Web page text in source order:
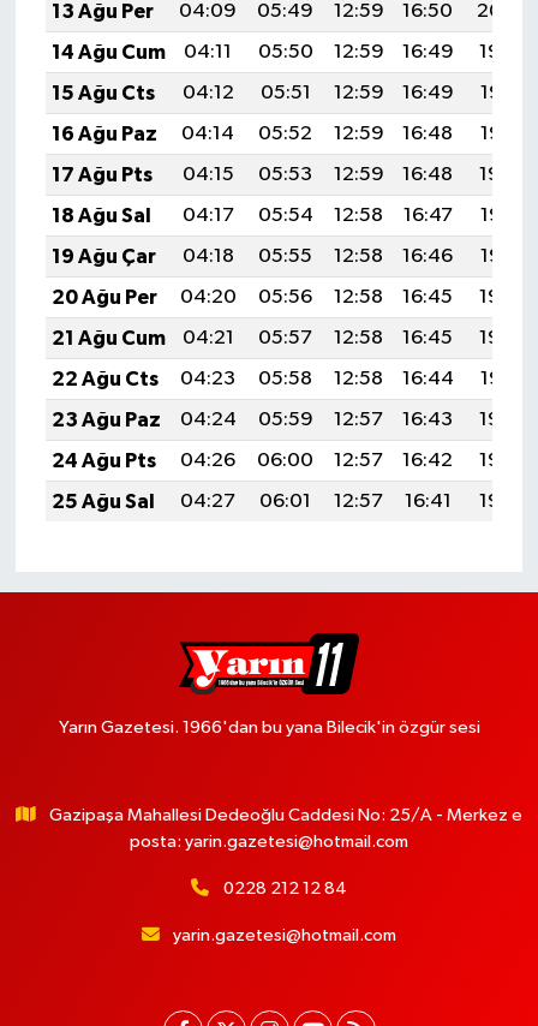
13 Ağu Per
04:09 05:49 12:59 16:50
20:00
14 Ağu Cum
04:11 05:50 12:59 16:49
19:59
15 Ağu Cts
04:12 05:51 12:59 16:49
19:57
16 Ağu Paz
04:14 05:52 12:59 16:48
19:56
17 Ağu Pts
04:15 05:53 12:59 16:48
19:54
18 Ağu Sal
04:17 05:54 12:58 16:47
19:53
19 Ağu Çar
04:18 05:55 12:58 16:46
19:52
20 Ağu Per
04:20 05:56 12:58 16:45
19:50
21 Ağu Cum
04:21 05:57 12:58 16:45
19:49
22 Ağu Cts
04:23 05:58 12:58 16:44
19:47
23 Ağu Paz
04:24 05:59 12:57 16:43
19:46
24 Ağu Pts
04:26 06:00 12:57 16:42
19:44
25 Ağu Sal
04:27 06:01 12:57 16:41 19:42
Yarın Gazetesi. 1966'dan bu yana Bilecik'in özgür sesi
Gazipaşa Mahallesi Dedeoğlu Caddesi No: 25/A - Merkez e
posta: yarin.gazetesi@hotmail.com
0228 212 12 84
yarin.gazetesi@hotmail.com